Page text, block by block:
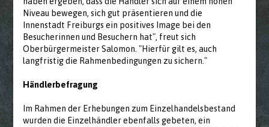
Niveau bewegen, sich gut präsentieren und die
Innenstadt Freiburgs ein positives Image bei den
Besucherinnen und Besuchern hat", freut sich
Oberbürgermeister Salomon. "Hierfür gilt es, auch
langfristig die Rahmenbedingungen zu sichern."
Händlerbefragung
Im Rahmen der Erhebungen zum Einzelhandelsbestand
wurden die Einzelhändler ebenfalls gebeten, ein